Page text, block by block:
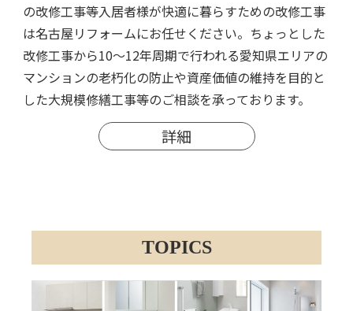
の改修工事等入居者様が快適に暮らすための改修工事
は名古屋リフォームにお任せください。ちょっとした
改修工事から10～12年周期で行われる愛知県エリアの
マンションの老朽化の防止や資産価値の維持を目的と
した大規模修繕工事等のご相談を承っております。
詳細
TOPICS